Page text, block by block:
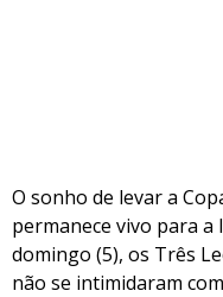
O sonho de levar a
permanece vivo para
domingo (5), os Três
não se intimidaram